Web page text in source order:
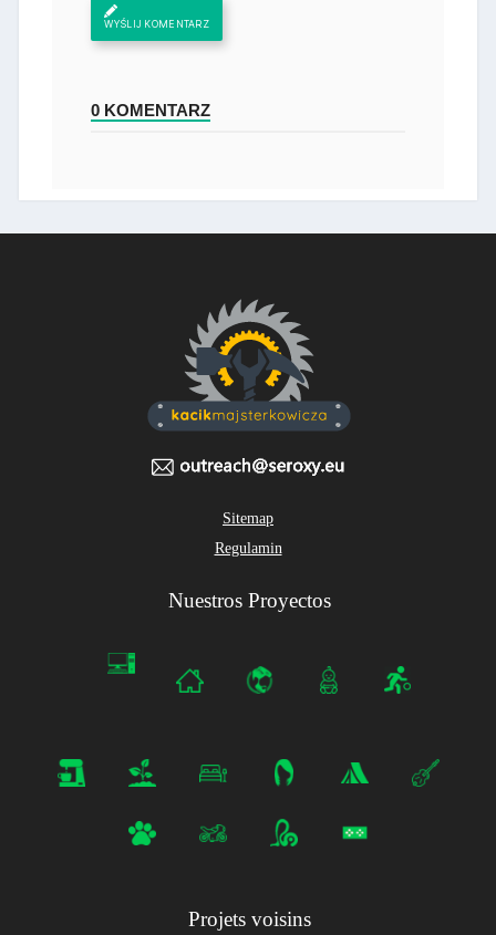
WYŚLIJ KOMENTARZ
0 KOMENTARZ
Sitemap
Regulamin
Nuestros Proyectos
Projets voisins